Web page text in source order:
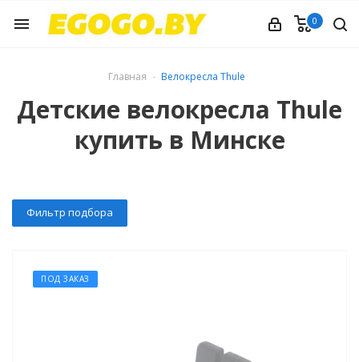
menu 0
Главная Велокресла Thule
Детские велокресла Thule
купить в Минске
Фильтр подбора
ПОД ЗАКАЗ